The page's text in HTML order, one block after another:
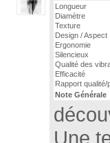
Longueur
Diamètre
Texture
Design / Aspect
Ergonomie
Silencieux
Qualité des
Efficacité
Rapport qualité/
Note Générale
Une